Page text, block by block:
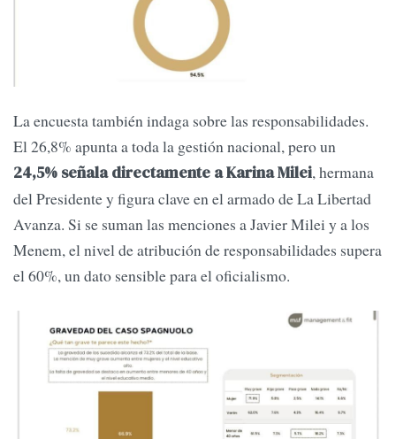
La encuesta también indaga sobre las responsabilidades.
El 26,8% apunta a toda la gestión nacional, pero un
24,5% señala directamente a Karina Milei, hermana
del Presidente y figura clave en el armado de La Libertad
Avanza. Si se suman las menciones a Javier Milei y a los
Menem, el nivel de atribución de responsabilidades supera
el 60%, un dato sensible para el oficialismo.